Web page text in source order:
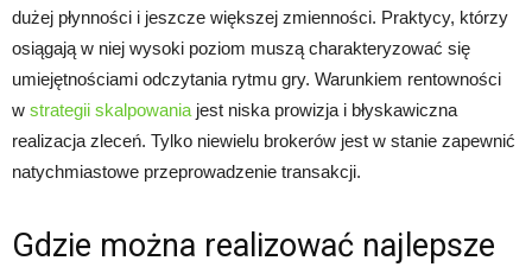
dużej płynności i jeszcze większej zmienności. Praktycy, którzy
osiągają w niej wysoki poziom muszą charakteryzować się
umiejętnościami odczytania rytmu gry. Warunkiem rentowności
w strategii skalpowania jest niska prowizja i błyskawiczna
realizacja zleceń. Tylko niewielu brokerów jest w stanie zapewnić
natychmiastowe przeprowadzenie transakcji.
Gdzie można realizować najlepsze